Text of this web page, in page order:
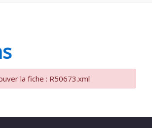
la fiche : R50673.xml